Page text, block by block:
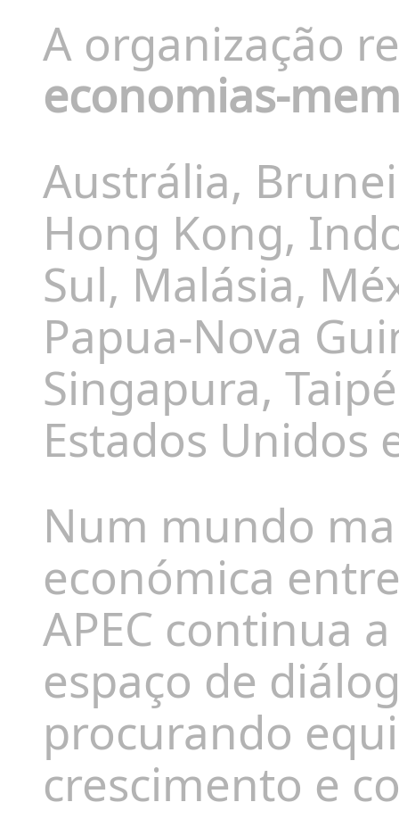
A organização
economias-
Austrália,
Hong Kong,
Sul, Malásia,
Papua-Nova
Singapura,
Estados Unidos
Num mundo
económica
APEC continua
espaço de
procurando
crescimento e